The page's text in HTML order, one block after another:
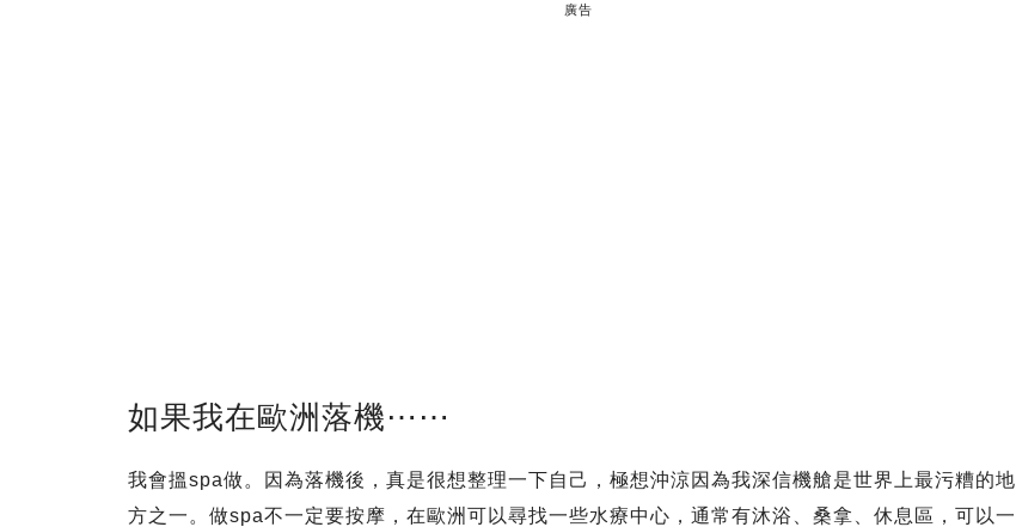
廣告
如果我在歐洲落機⋯⋯
我會搵spa做。因為落機後，真是很想整理一下自己，極想沖涼因為我深信機艙是世界上最污糟的地
方之一。做spa不一定要按摩，在歐洲可以尋找一些水療中心，通常有沐浴、桑拿、休息區，可以一